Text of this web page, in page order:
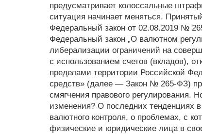
предусматривает колоссальные
ситуация начинает меняться.
Федеральный закон от 02.08.2019 №
Федеральный закон „О валютном
либерализации ограничений на
с использованием счетов (вкладов),
пределами территории Российской
средств» (далее — Закон № 265-ФЗ)
смягчения правового регулирования.
изменения? О последних тенденциях
валютного контроля, о проблемах, с
физические и юридические лица в